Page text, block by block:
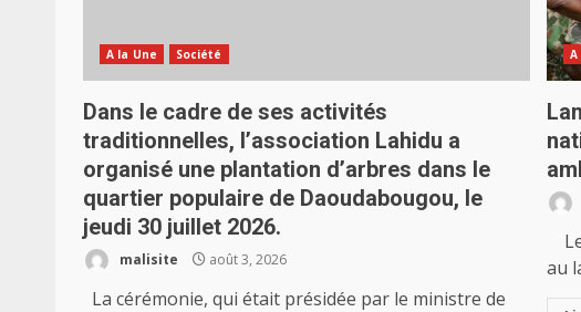
A la Une Société
Dans le cadre de ses activités
traditionnelles, l’association Lahidu a
organisé une plantation d’arbres dans le
quartier populaire de Daoudabougou, le
jeudi 30 juillet 2026.
malisite août 3, 2026
La cérémonie, qui était présidée par le ministre de
A
au